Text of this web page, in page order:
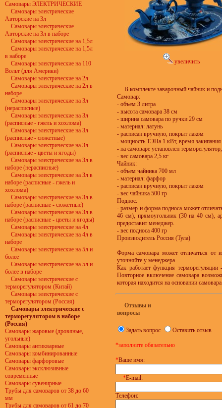
Самовары ЭЛЕКТРИЧЕСКИЕ
Самовары электрические
Авторские на 3л
Самовары электрические
Авторские на 3л в наборе
Самовары электрические на 1,5л
Самовары электрические на 1,5л
в наборе
Самовары электрические на 110
Вольт (для Америки)
Самовары электрические на 2л
Самовары электрические на 2л в
наборе
Самовары электрические на 3л
(нерасписные)
Самовары электрические на 3л
(расписные - гжель и хохлома)
Самовары электрические на 3л
(расписные - сюжетные)
Самовары электрические на 3л
(расписные - цветы и ягоды)
Самовары электрические на 3л в
наборе (нерасписные)
Самовары электрические на 3л в
наборе (расписные - гжель и
хохлома)
Самовары электрические на 3л в
наборе (расписные - сюжетные)
Самовары электрические на 3л в
наборе (расписные - цветы и ягоды)
Самовары электрические на 4л
Самовары электрические на 4л в
наборе
Самовары электрические на 5л и
более
Самовары электрические на 5л и
более в наборе
Самовары электрические с
терморегулятором (Китай)
Самовары электрические с
терморегулятором (Россия)
Самовары электрические с
терморегулятором в наборе
(Россия)
Самовары жаровые (дровяные,
угольные)
Самовары антикварные
Самовары комбинированные
Самовары фарфоровые
Самовары эксклюзивные
современные
Самовары сувенирные
Трубы для самоваров от 38 до 60
мм
Трубы для самоваров от 61 до 70
увеличить
В комплекте заварочный чайник и
Самовар:
- объем 3 литра
- высота самовара 38 см
- ширина самовара по ручки 29 см
- материал: латунь
- расписан вручную, покрыт лаком
- мощность ТЭНа 1 кВт, время
- на самоваре установлен
- вес самовара 2,5 кг
Чайник:
- объем чайника 700 мл
- материал: фарфор
- расписан вручную, покрыт лаком
- вес чайника 500 гр
Поднос:
- размер и форма подноса может
46 см), прямоугольник (30 на 40 см),
предоставит менеджер.
- вес подноса 400 гр
Производитель Россия (Тула)
Форма самовара может отличаться от
уточняйте у менеджера.
Как работает функция терморегуляции
Повторное включение самовара
которая находится на основании
Отзывы и
вопросы
Задать вопрос Оставить отзыв
*заполните обязательно
*Ваше имя:
*E-mail:
Телефон: